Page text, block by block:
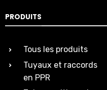
PRODUITS
Tous les produits
Tuyaux et raccords
en PPR